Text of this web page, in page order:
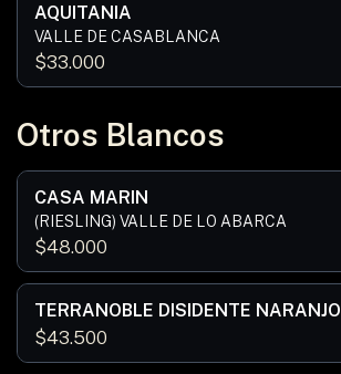
AQUITANIA
VALLE DE CASABLANCA
$33.000
Otros Blancos
CASA MARIN
(RIESLING) VALLE DE LO ABARCA
$48.000
TERRANOBLE DISIDENTE NARANJO
$43.500